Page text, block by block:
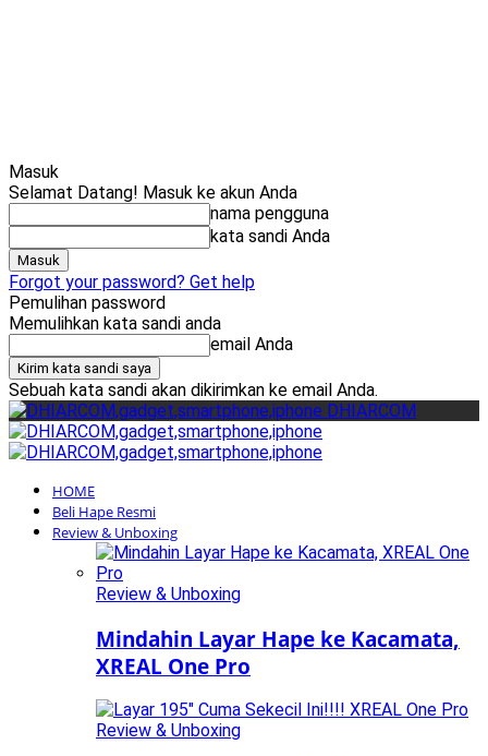
Masuk
Selamat Datang! Masuk ke akun Anda
nama pengguna
kata sandi Anda
Forgot your password? Get help
Pemulihan password
Memulihkan kata sandi anda
email Anda
Sebuah kata sandi akan dikirimkan ke email Anda.
DHIARCOM
HOME
Beli Hape Resmi
Review & Unboxing
Review & Unboxing
Mindahin Layar Hape ke Kacamata,
XREAL One Pro
Review & Unboxing